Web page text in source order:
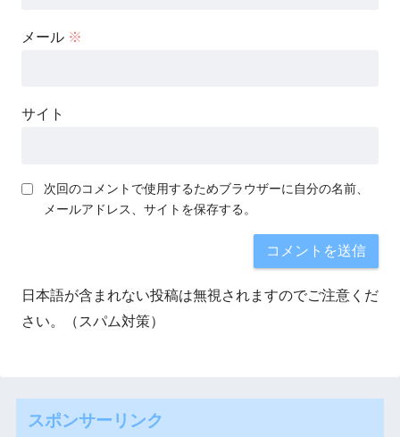
メール ※
サイト
次回のコメントで使用するためブラウザーに自分の名前、
メールアドレス、サイトを保存する。
日本語が含まれない投稿は無視されますのでご注意くだ
さい。（スパム対策）
スポンサーリンク